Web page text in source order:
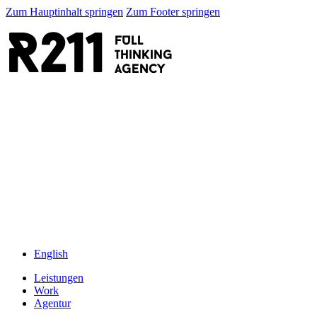
Zum Hauptinhalt springen Zum Footer springen
R211
FULL
thinking
AGENCY
English
Leistungen
Work
Agentur